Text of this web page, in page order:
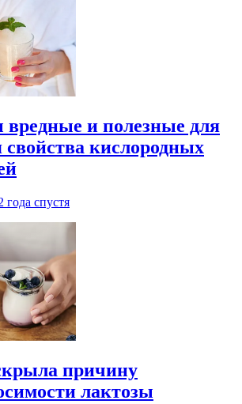
и полезные для
свойства кислородных
года спустя
причину
лактозы